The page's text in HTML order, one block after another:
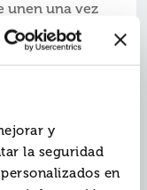
y
la seguridad
en
unen una vez
de la
de botones de
le pidió que
y su carrera
Parece que lo
el insólito
mal se han